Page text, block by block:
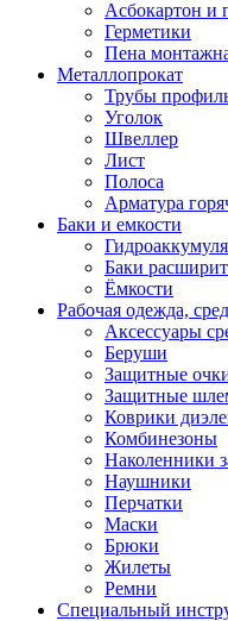
Асбокартон и
Герметики
Пена
Металлопрокат
Трубы
Уголок
Швеллер
Лист
Полоса
Арматура
Баки и емкости
Баки
Ёмкости
Рабочая одежда,
Аксессуары
Беруши
Защитные
Защитные
Коврики
Комбинезоны
Наколенники
Наушники
Перчатки
Маски
Брюки
Жилеты
Ремни
Специальный